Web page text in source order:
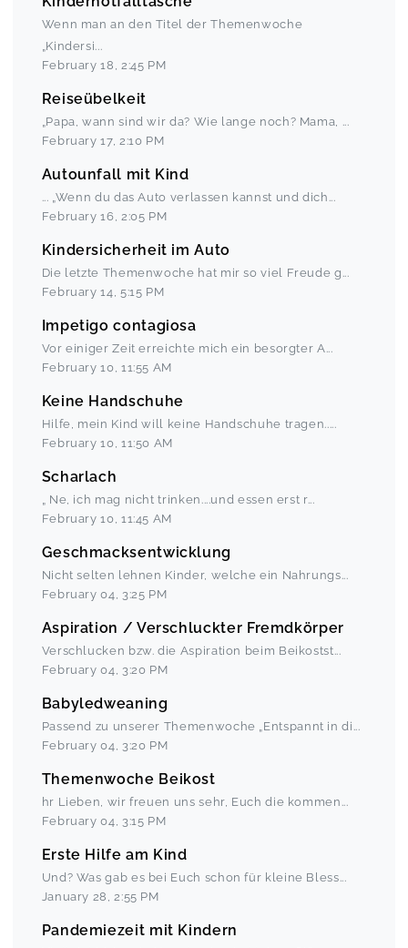
Wenn man an den Titel der Themenwoche
„Kindersi...
February 18
2:45 PM
Reiseübelkeit
„Papa, wann sind wir da? Wie lange noch? Mama, ...
February 17, 2:10 PM
Autounfall mit Kind
... „Wenn du das Auto verlassen kannst und dich ...
February 16 2:05 PM
Kindersicherheit im Auto
Die letzte Themenwoche hat mir so viel Freude g ...
February 14 5:15 PM
Impetigo contagiosa
Vor einiger Zeit erreichte mich ein besorgter A...
February 10 11:55 AM
Keine Handschuhe
Hilfe, mein Kind will keine Handschuhe tragen.....
February 10 11:50 AM
Scharlach
„ Ne, ich mag nicht trinken....und essen erst r...
February 10 11:45 AM
Geschmacksentwicklung
Nicht selten lehnen Kinder, welche ein Nahrungs...
February 04
3:25 PM
Aspiration / Verschluckter Fremdkörper
Verschlucken bzw. die Aspiration beim Beikostst...
February 04
3:20 PM
Babyledweaning
Passend zu unserer Themenwoche „Entspannt in di ...
February 04
3:20 PM
Themenwoche Beikost
hr Lieben, wir freuen uns sehr, Euch die kommen ...
February 04
3:15 PM
Erste Hilfe am Kind
Und? Was gab es bei Euch schon für kleine Bless...
January 28
2:55 PM
Pandemiezeit mit Kindern